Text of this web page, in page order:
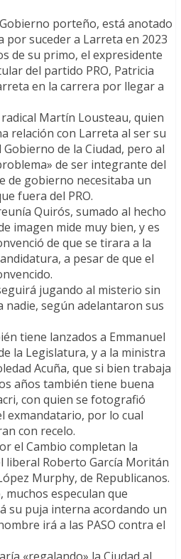
porteño, está anotado
por suceder a Larreta en 2023
de su primo, el expresidente
del partido PRO, Patricia
en la carrera por llegar a
Martín Lousteau, quien
relación con Larreta al ser su
de la Ciudad, pero al
de ser integrante del
de gobierno necesitaba un
fuera del PRO.
Quirós, sumado al hecho
imagen mide muy bien, y es
de que se tirara a la
a pesar de que el
jugando al misterio sin
nadie, según adelantaron sus
tiene lanzados a Emmanuel
la Legislatura, y a la ministra
Acuña, que si bien trabaja
años también tiene buena
con quien se fotografió
exmandatario, por lo cual
con recelo.
el Cambio completan la
liberal Roberto García Moritán
Murphy, de Republicanos.
especulan que
su puja interna acordando un
irá a las PASO contra el